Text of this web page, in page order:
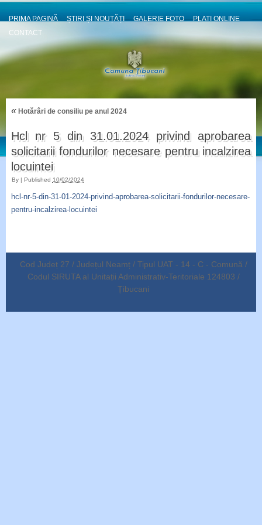
PRIMA PAGINĂ ȘTIRI ȘI NOUȚĂȚI GALERIE FOTO
PLATI ONLINE
CONTACT
«Hotărâri de consiliu pe anul 2024
Hcl nr 5 din 31.01.2024 privind aprobarea
solicitarii fondurilor necesare pentru incalzirea
locuintei
By | Published 10/02/2024
hcl-nr-5-din-31-01-2024-privind-aprobarea-solicitarii-fondurilor-necesare-
pentru-incalzirea-locuintei
Cod Județ 27 / Județul Neamț / Tipul UAT - 14 - C - Comună /
Codul SIRUTA al Unitații Administrativ-Teritoriale 124803 /
Țibucani